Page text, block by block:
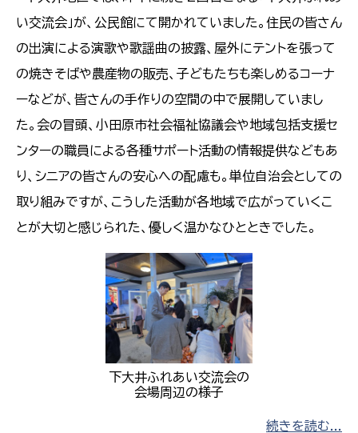
い交流会」が、公民館にて開かれていました。住民の皆さん
の出演による演歌や歌謡曲の披露、屋外にテントを張って
の焼きそばや農産物の販売、子どもたちも楽しめるコーナ
ーなどが、皆さんの手作りの空間の中で展開していまし
た。会の冒頭、小田原市社会福祉協議会や地域包括支援セ
ンターの職員による各種サポート活動の情報提供などもあ
り、シニアの皆さんの安心への配慮も。単位自治会としての
取り組みですが、こうした活動が各地域で広がっていくこ
とが大切と感じられた、優しく温かなひとときでした。
下大井ふれあい交流会の
会場周辺の様子
続きを読む...